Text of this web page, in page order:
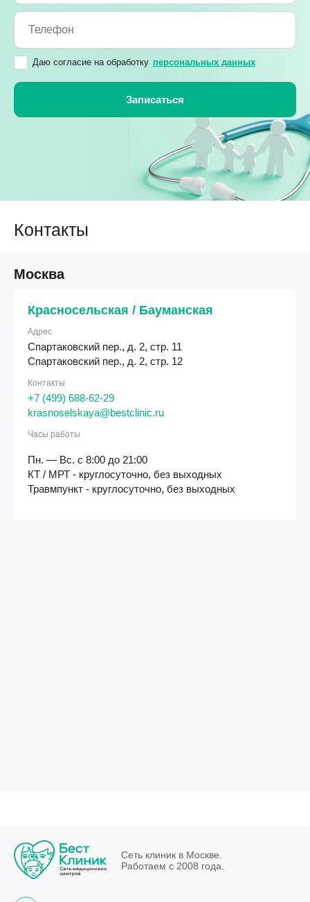
Даю согласие на обработку персональных данных
Контакты
Москва
Красносельская / Бауманская
Адрес
Спартаковский пер., д. 2, стр. 11
Спартаковский пер., д. 2, стр. 12
Контакты
+7 (499) 688-62-29
krasnoselskaya@bestclinic.ru
Часы работы
Пн. — Вс. с 8:00 до 21:00
КТ / МРТ - круглосуточно, без выходных
Травмпункт - круглосуточно, без выходных
Сеть клиник в Москве.
Работаем с 2008 года.